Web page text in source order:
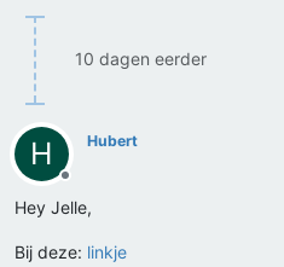
10 dagen eerder
H
Offline
Hubert
Hey Jelle,
Bij deze: linkje